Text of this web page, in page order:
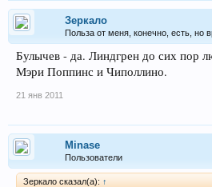
Зеркало
Польза от меня, конечно, есть, но
Булычев - да. Линдгрен до сих пор
Мэри Поппинс и Чиполлино.
21 янв 2011
Minase
Пользователи
Зеркало сказал(а): ↑